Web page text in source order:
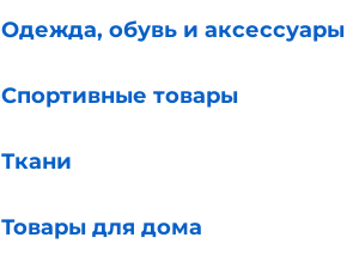
Одежда, обувь и аксессуары
Спортивные товары
Ткани
Товары для дома